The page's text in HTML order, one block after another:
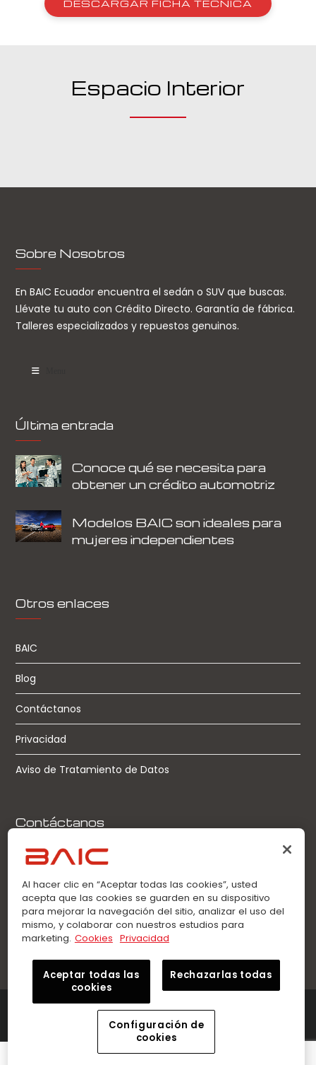
DESCARGAR FICHA TÉCNICA
Espacio Interior
Sobre Nosotros
En BAIC Ecuador encuentra el sedán o SUV que buscas.
Llévate tu auto con Crédito Directo. Garantía de fábrica.
Talleres especializados y repuestos genuinos.
Última entrada
Conoce qué se necesita para
obtener un crédito automotriz
Modelos BAIC son ideales para
mujeres independientes
Otros enlaces
BAIC
Blog
Contáctanos
Privacidad
Aviso de Tratamiento de Datos
Contáctanos
Llamadas:
0963360021
WhatsApp:
0963360021
©2026 Innovation Auto – BAIC. Todos los derechos
reservados.
Al hacer clic en “Aceptar todas las cookies”, usted
acepta que las cookies se guarden en su dispositivo
para mejorar la navegación del sitio, analizar el uso del
mismo, y colaborar con nuestros estudios para
marketing. Cookies Privacidad
Aceptar todas las
cookies
Rechazarlas todas
Configuración de
cookies